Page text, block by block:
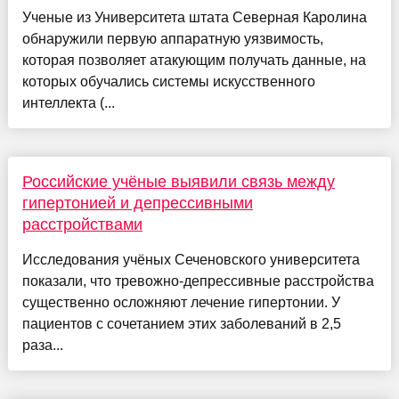
Ученые из Университета штата Северная Каролина
обнаружили первую аппаратную уязвимость,
которая позволяет атакующим получать данные, на
которых обучались системы искусственного
интеллекта (...
Российские учёные выявили связь между
гипертонией и депрессивными
расстройствами
Исследования учёных Сеченовского университета
показали, что тревожно-депрессивные расстройства
существенно осложняют лечение гипертонии. У
пациентов с сочетанием этих заболеваний в 2,5
раза...